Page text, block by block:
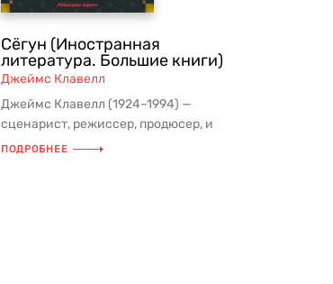
Сёгун (Иностранная
литература. Большие книги)
Джеймс Клавелл
Джеймс Клавелл (1924–1994) —
сценарист, режиссер, продюсер, и
писатель. Клавелл — признанный
ПОДРОБНЕЕ